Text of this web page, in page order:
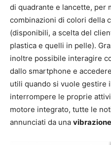
di quadrante e lancette, per
combinazioni di colori della
(disponibili, a scelta del
plastica e quelli in pelle).
inoltre possibile interagire
dallo smartphone e
utili quando si vuole gestire
interrompere le proprie
motore integrato, tutte le
annunciati da una vibrazione